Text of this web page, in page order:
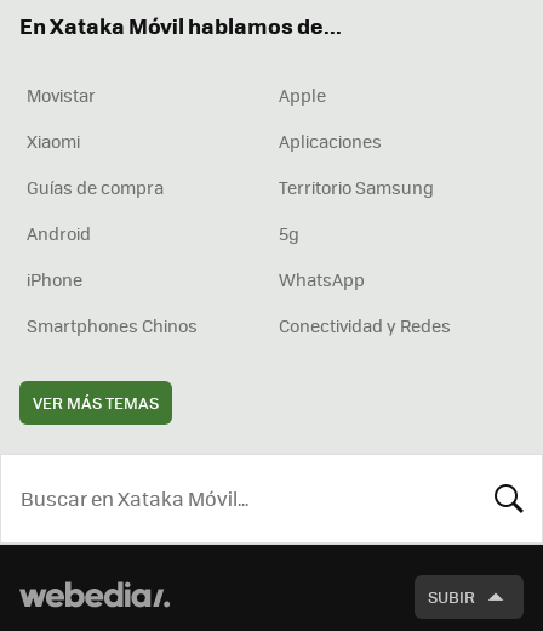
En Xataka Móvil hablamos de...
Movistar
Apple
Xiaomi
Aplicaciones
Guías de compra
Territorio Samsung
Android
5g
iPhone
WhatsApp
Smartphones Chinos
Conectividad y Redes
VER MÁS TEMAS
SUBIR